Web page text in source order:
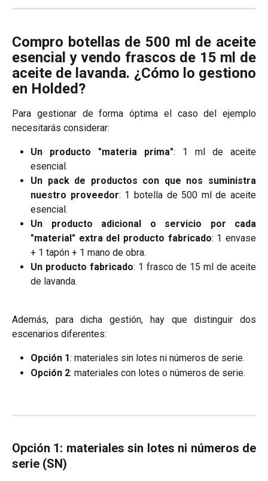
Compro botellas de 500 ml de aceite
esencial y vendo frascos de 15 ml de
aceite de lavanda. ¿Cómo lo gestiono
en Holded?
Para gestionar de forma óptima el caso del ejemplo
necesitarás considerar:
Un producto "materia prima": 1 ml de aceite
esencial.
Un pack de productos con que nos suministra
nuestro proveedor: 1 botella de 500 ml de aceite
esencial.
Un producto adicional o servicio por cada
"material" extra del producto fabricado: 1 envase
+ 1 tapón + 1 mano de obra.
Un producto fabricado: 1 frasco de 15 ml de aceite
de lavanda.
Además, para dicha gestión, hay que distinguir dos
escenarios diferentes:
Opción 1: materiales sin lotes ni números de serie.
Opción 2: materiales con lotes o números de serie.
Opción 1: materiales sin lotes ni números de
serie (SN)